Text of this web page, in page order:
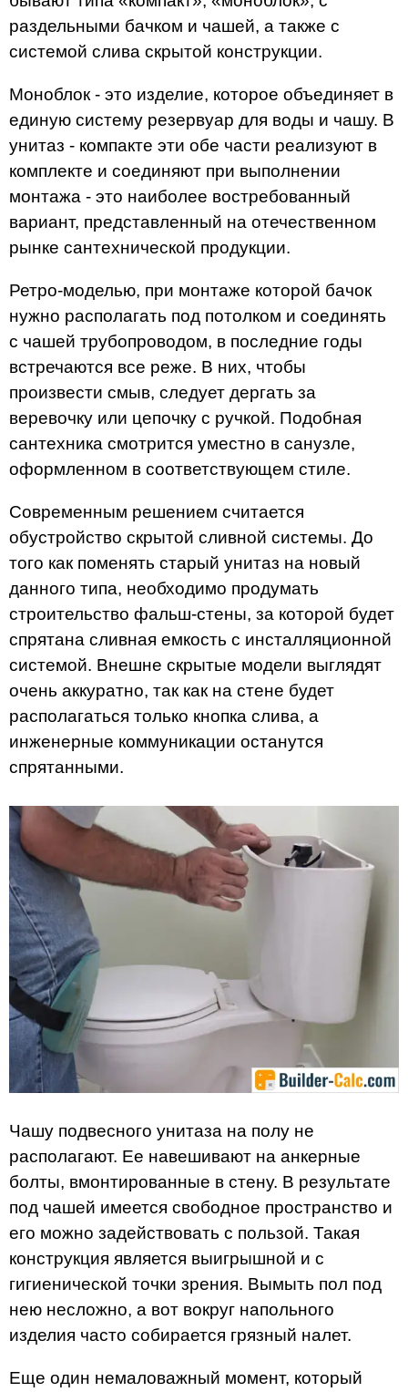
раздельными бачком и чашей, а также с
системой слива скрытой конструкции.
Моноблок - это изделие, которое объединяет в
единую систему резервуар для воды и чашу. В
унитаз - компакте эти обе части реализуют в
комплекте и соединяют при выполнении
монтажа - это наиболее востребованный
вариант, представленный на отечественном
рынке сантехнической продукции.
Ретро-моделью, при монтаже которой бачок
нужно располагать под потолком и соединять
с чашей трубопроводом, в последние годы
встречаются все реже. В них, чтобы
произвести смыв, следует дергать за
веревочку или цепочку с ручкой. Подобная
сантехника смотрится уместно в санузле,
оформленном в соответствующем стиле.
Современным решением считается
обустройство скрытой сливной системы. До
того как поменять старый унитаз на новый
данного типа, необходимо продумать
строительство фальш-стены, за которой будет
спрятана сливная емкость с инсталляционной
системой. Внешне скрытые модели выглядят
очень аккуратно, так как на стене будет
располагаться только кнопка слива, а
инженерные коммуникации останутся
спрятанными.
Чашу подвесного унитаза на полу не
располагают. Ее навешивают на анкерные
болты, вмонтированные в стену. В результате
под чашей имеется свободное пространство и
его можно задействовать с пользой. Такая
конструкция является выигрышной и с
гигиенической точки зрения. Вымыть пол под
нею несложно, а вот вокруг напольного
изделия часто собирается грязный налет.
Еще один немаловажный момент, который